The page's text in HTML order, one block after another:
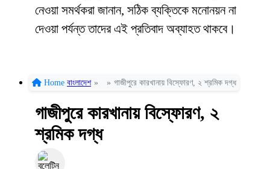
নেওয়া সমর্থকরা জানান, সঠিক ব্যক্তিকে মনোনয়ন না
দেওয়া পর্যন্ত তাদের এই প্রতিবাদ অব্যাহত থাকবে।
Home বাংলাদেশ » » গাজীপুরে কারখানায় বিস্ফোরণ, ২ শ্রমিক দগ্ধ
গাজীপুরে কারখানায় বিস্ফোরণ, ২
শ্রমিক দগ্ধ